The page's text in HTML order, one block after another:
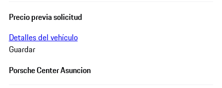
Precio previa solicitud
Detalles del vehículo
Guardar
Porsche Center Asuncion